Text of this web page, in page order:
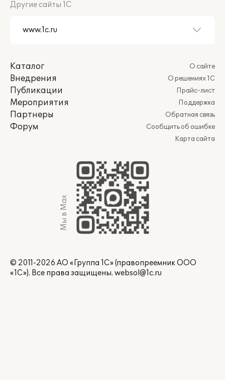
Другие сайты 1С
Каталог
Внедрения
Публикации
Мероприятия
Партнеры
Форум
О сайте
О решениях 1С
Прайс-лист
Поддержка
Обратная связь
Сообщить об ошибке
Карта сайта
Мы в Max
© 2011-2026 АО «Группа 1С» (правопреемник ООО
«1С»). Все права защищены. websol@1c.ru